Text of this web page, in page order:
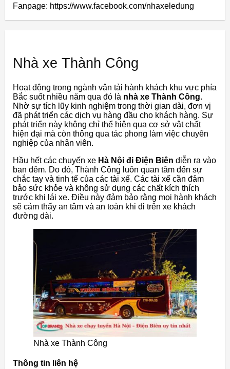
Fanpage: https://www.facebook.com/nhaxeledung
Nhà xe Thành Công
Hoạt động trong ngành vận tải hành khách khu vực phía
Bắc suốt nhiều năm qua đó là nhà xe Thành Công.
Nhờ sự tích lũy kinh nghiệm trong thời gian dài, đơn vị
đã phát triển các dịch vụ hàng đầu cho khách hàng. Sự
phát triển này không chỉ thể hiện qua cơ sở vật chất
hiện đại mà còn thông qua tác phong làm việc chuyên
nghiệp của nhân viên.
Hầu hết các chuyến xe Hà Nội đi Điện Biên diễn ra vào
ban đêm. Do đó, Thành Công luôn quan tâm đến sự
chắc tay và tinh tế của các tài xế. Các tài xế cần đảm
bảo sức khỏe và không sử dụng các chất kích thích
trước khi lái xe. Điều này đảm bảo rằng mọi hành khách
sẽ cảm thấy an tâm và an toàn khi đi trên xe khách
đường dài.
Nhà xe Thành Công
Thông tin liên hệ